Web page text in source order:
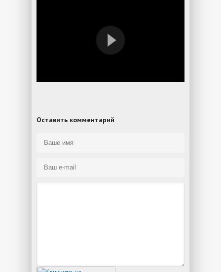
Оставить комментарий